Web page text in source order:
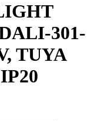
301-
TUYA